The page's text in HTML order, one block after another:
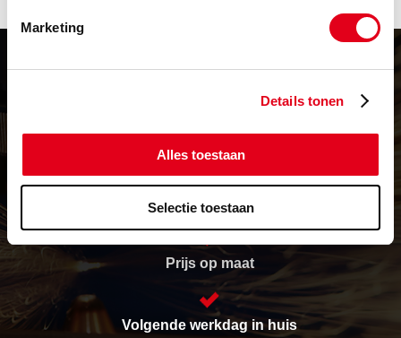
Marketing
Details tonen
Alles toestaan
Selectie toestaan
Vrijwel alles op voorraad
Prijs op maat
Volgende werkdag in huis